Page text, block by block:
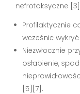
nefrotoksyczne
Profilaktycznie
wcześnie
Niezwłocznie
osłabienie,
[5][7].